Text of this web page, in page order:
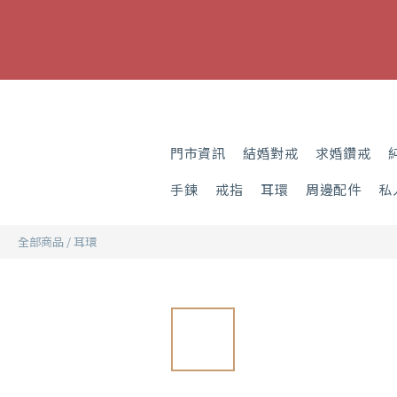
門市資訊 結婚對戒 求婚鑽戒
手鍊
戒指 耳環 周邊配件 私
全部商品 /耳環